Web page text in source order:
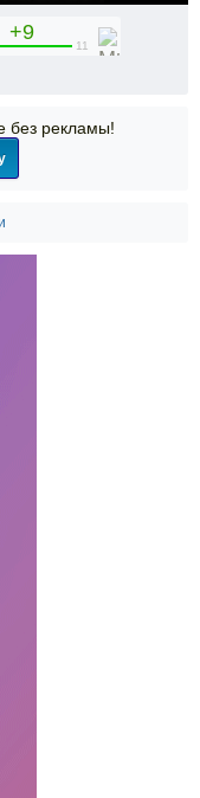
+9
11
без рекламы!